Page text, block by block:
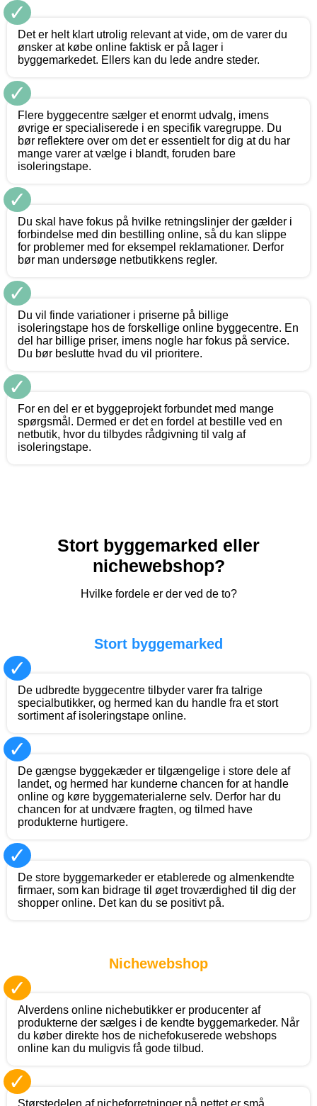
✓
Det er helt klart utrolig relevant at vide, om de varer du
ønsker at købe online faktisk er på lager i
byggemarkedet. Ellers kan du lede andre steder.
✓
Flere byggecentre sælger et enormt udvalg, imens
øvrige er specialiserede i en specifik varegruppe. Du
bør reflektere over om det er essentielt for dig at du har
mange varer at vælge i blandt, foruden bare
isoleringstape.
✓
Du skal have fokus på hvilke retningslinjer der gælder i
forbindelse med din bestilling online, så du kan slippe
for problemer med for eksempel reklamationer. Derfor
bør man undersøge netbutikkens regler.
✓
Du vil finde variationer i priserne på billige
isoleringstape hos de forskellige online byggecentre. En
del har billige priser, imens nogle har fokus på service.
Du bør beslutte hvad du vil prioritere.
✓
For en del er et byggeprojekt forbundet med mange
spørgsmål. Dermed er det en fordel at bestille ved en
netbutik, hvor du tilbydes rådgivning til valg af
isoleringstape.
Stort byggemarked eller
nichewebshop?
Hvilke fordele er der ved de to?
Stort byggemarked
✓
De udbredte byggecentre tilbyder varer fra talrige
specialbutikker, og hermed kan du handle fra et stort
sortiment af isoleringstape online.
✓
De gængse byggekæder er tilgængelige i store dele af
landet, og hermed har kunderne chancen for at handle
online og køre byggematerialerne selv. Derfor har du
chancen for at undvære fragten, og tilmed have
produkterne hurtigere.
✓
De store byggemarkeder er etablerede og almenkendte
firmaer, som kan bidrage til øget troværdighed til dig der
shopper online. Det kan du se positivt på.
Nichewebshop
✓
Alverdens online nichebutikker er producenter af
produkterne der sælges i de kendte byggemarkeder. Når
du køber direkte hos de nichefokuserede webshops
online kan du muligvis få gode tilbud.
✓